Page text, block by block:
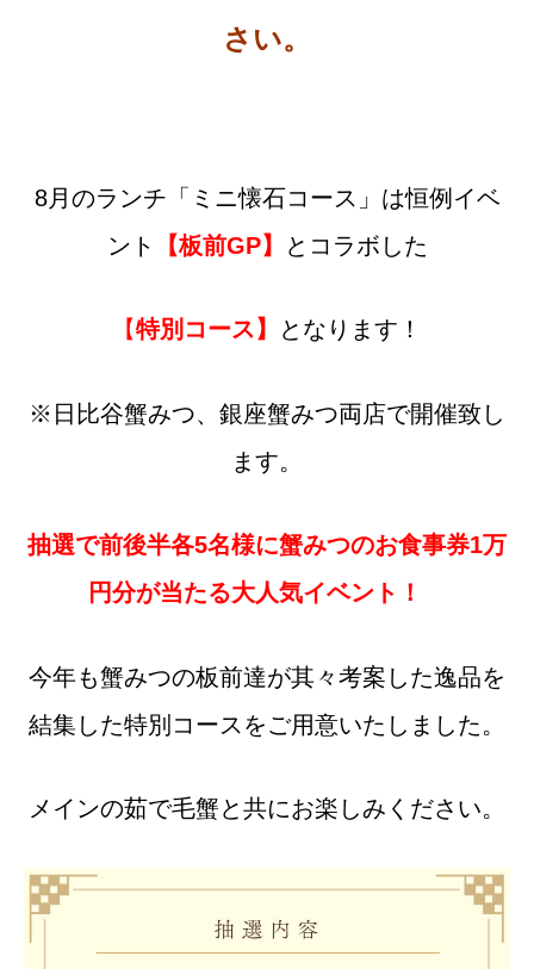
さい。
8月のランチ「ミニ懐石コース」は恒例イベ
ント
【板前GP】 とコラボした
【特別コース】 となります！
※日比谷蟹みつ、銀座蟹みつ両店で開催致し
ます。
抽選で前後半各5名様に蟹みつのお食事券1万
円分が当たる大人気イベント！
今年も蟹みつの板前達が其々考案した逸品を
結集した特別コースをご用意いたしました。
メインの茹で毛蟹と共にお楽しみください。